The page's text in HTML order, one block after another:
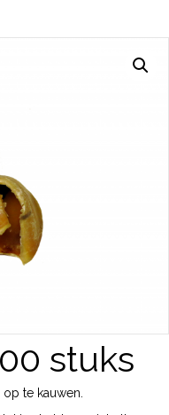
stuks
te kauwen.